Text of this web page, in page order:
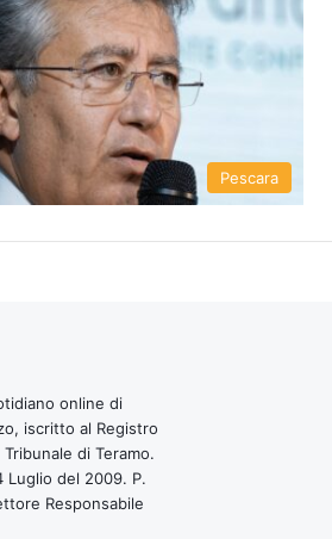
Pescara
online di
iscritto al Registro
di Teramo.
Luglio del 2009. P.
Responsabile